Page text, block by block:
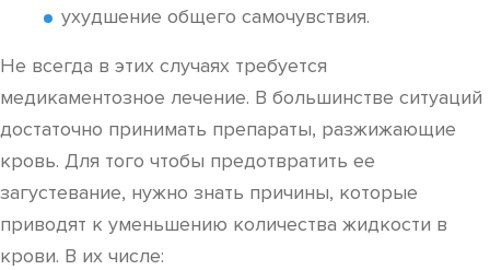
ухудшение общего самочувствия.
Не всегда в этих случаях требуется
медикаментозное лечение. В большинстве ситуаций
достаточно принимать препараты, разжижающие
кровь. Для того чтобы предотвратить ее
загустевание, нужно знать причины, которые
приводят к уменьшению количества жидкости в
крови. В их числе: